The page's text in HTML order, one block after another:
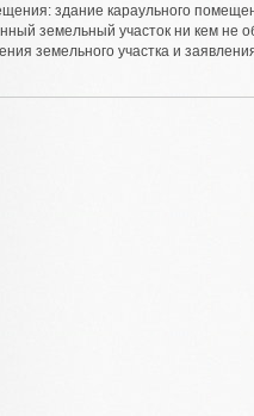
здание караульного
земельный участок ни кем не
земельного участка и